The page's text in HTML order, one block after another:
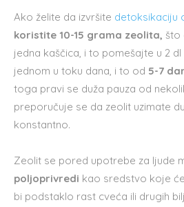
Ako želite da izvršite detoksikaciju
koristite 10-15 grama zeolita, što
jedna kaščica, i to pomešajte u 2
jednom u toku dana, i to od 5-7
toga pravi se duža pauza od
preporučuje se da zeolit uzimate
konstantno.
Zeolit se pored upotrebe za ljude
poljoprivredi kao sredstvo koje
bi podstaklo rast cveća ili drugih